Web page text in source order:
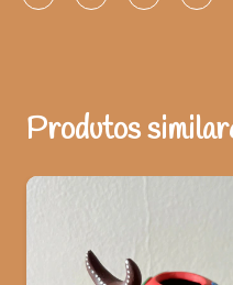
miniaturas na decoração são:
da pia quando ela é bem
estantes e na mesa principal.
importante: estamos falando
As miniaturas na decoração
um pouco da personalidade
Produtos